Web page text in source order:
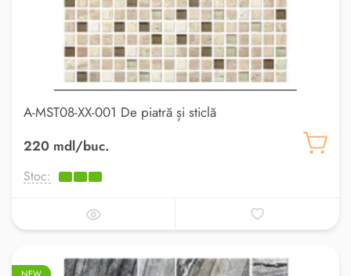
A-MST08-XX-001 De piatră și sticlă
220 mdl/buc.
Stoc: